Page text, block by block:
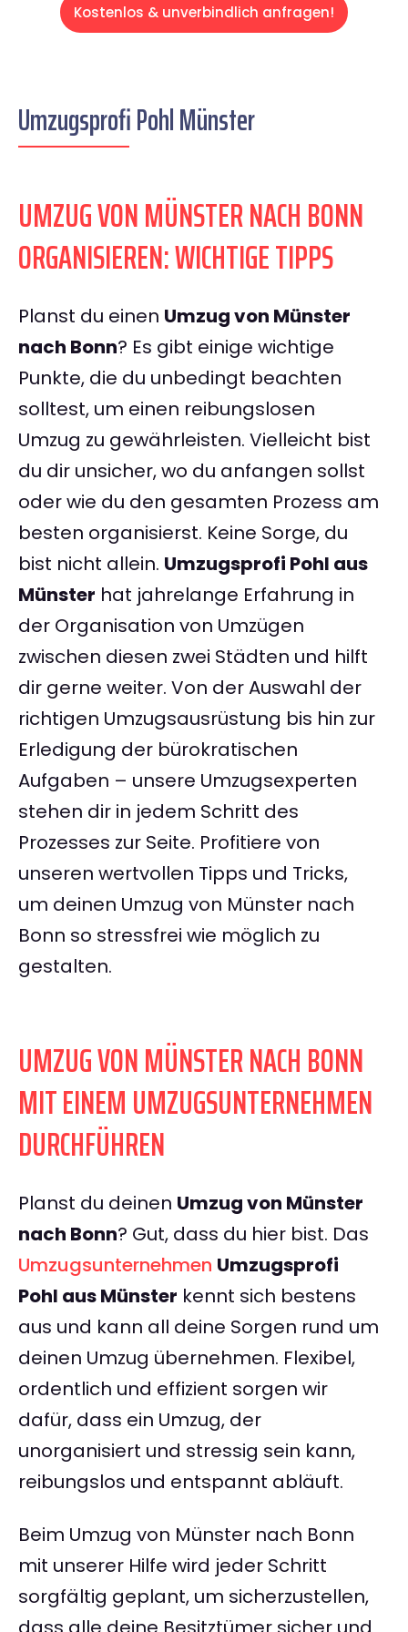
Kostenlos & unverbindlich anfragen!
Umzugsprofi Pohl Münster
UMZUG VON MÜNSTER NACH BONN
ORGANISIEREN: WICHTIGE TIPPS
Planst du einen Umzug von Münster
nach Bonn? Es gibt einige wichtige
Punkte, die du unbedingt beachten
solltest, um einen reibungslosen
Umzug zu gewährleisten. Vielleicht bist
du dir unsicher, wo du anfangen sollst
oder wie du den gesamten Prozess am
besten organisierst. Keine Sorge, du
bist nicht allein. Umzugsprofi Pohl aus
Münster hat jahrelange Erfahrung in
der Organisation von Umzügen
zwischen diesen zwei Städten und hilft
dir gerne weiter. Von der Auswahl der
richtigen Umzugsausrüstung bis hin zur
Erledigung der bürokratischen
Aufgaben – unsere Umzugsexperten
stehen dir in jedem Schritt des
Prozesses zur Seite. Profitiere von
unseren wertvollen Tipps und Tricks,
um deinen Umzug von Münster nach
Bonn so stressfrei wie möglich zu
gestalten.
UMZUG VON MÜNSTER NACH BONN
MIT EINEM UMZUGSUNTERNEHMEN
DURCHFÜHREN
Planst du deinen Umzug von Münster
nach Bonn? Gut, dass du hier bist. Das
Umzugsunternehmen Umzugsprofi
Pohl aus Münster kennt sich bestens
aus und kann all deine Sorgen rund um
deinen Umzug übernehmen. Flexibel,
ordentlich und effizient sorgen wir
dafür, dass ein Umzug, der
unorganisiert und stressig sein kann,
reibungslos und entspannt abläuft.
Beim Umzug von Münster nach Bonn
mit unserer Hilfe wird jeder Schritt
sorgfältig geplant, um sicherzustellen,